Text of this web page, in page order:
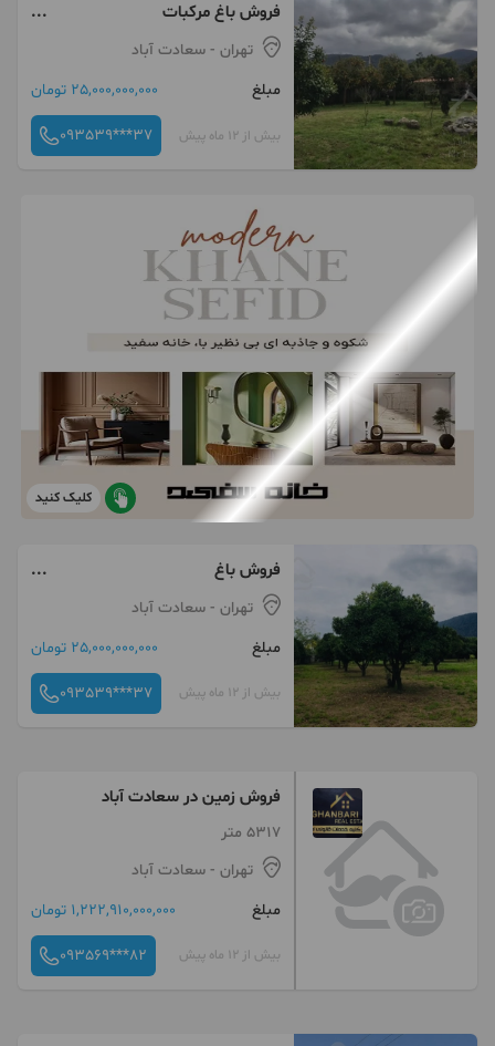
فروش باغ مرکبات
۳۳۴۸متردرچابکسرسرولاتتهران - سعادت آباد
مبلغ
25,000,000,000 تومان
بیش از 12 ماه پیش 093539***37
کلیک کنید
فروش باغ
۳۳۴۸مترچابکسرسرولاتتهران - سعادت آباد
مبلغ
25,000,000,000 تومان
بیش از 12 ماه پیش 093539***37
فروش زمین در سعادت آباد
5317 متر
تهران - سعادت آباد
مبلغ
1,222,910,000,000 تومان
بیش از 12 ماه پیش 093569***82